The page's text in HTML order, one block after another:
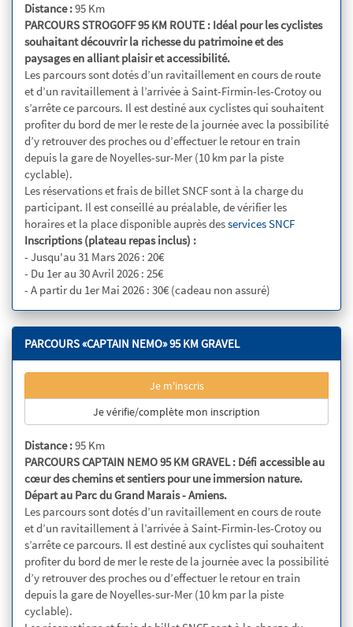
Distance :95 Km
PARCOURS STROGOFF 95 KM ROUTE : Idéal pour les cyclistes
souhaitant découvrir la richesse du patrimoine et des
paysages en alliant plaisir et accessibilité.
Les parcours sont dotés d’un ravitaillement en cours de route
et d’un ravitaillement à l’arrivée à Saint-Firmin-les-Crotoy ou
s’arrête ce parcours. Il est destiné aux cyclistes qui souhaitent
profiter du bord de mer le reste de la journée avec la possibilité
d’y retrouver des proches ou d’effectuer le retour en train
depuis la gare de Noyelles-sur-Mer (10 km par la piste
cyclable).
Les réservations et frais de billet SNCF sont à la charge du
participant. Il est conseillé au préalable, de vérifier les
horaires et la place disponible auprès desservices SNCF
Inscriptions (plateau repas inclus) :
- Jusqu'au 31 Mars 2026 : 20€
- Du 1er au 30 Avril 2026 : 25€
- A partir du 1er Mai 2026 : 30€ (cadeau non assuré)
PARCOURS «CAPTAIN NEMO» 95 KM GRAVEL
Je m'inscris
Je vérifie/complète mon inscription
Distance :95 Km
PARCOURS CAPTAIN NEMO 95 KM GRAVEL : Défi accessible au
cœur des chemins et sentiers pour une immersion nature.
Départ au Parc du Grand Marais - Amiens.
Les parcours sont dotés d’un ravitaillement en cours de route
et d’un ravitaillement à l’arrivée à Saint-Firmin-les-Crotoy ou
s’arrête ce parcours. Il est destiné aux cyclistes qui souhaitent
profiter du bord de mer le reste de la journée avec la possibilité
d’y retrouver des proches ou d’effectuer le retour en train
depuis la gare de Noyelles-sur-Mer (10 km par la piste
cyclable).